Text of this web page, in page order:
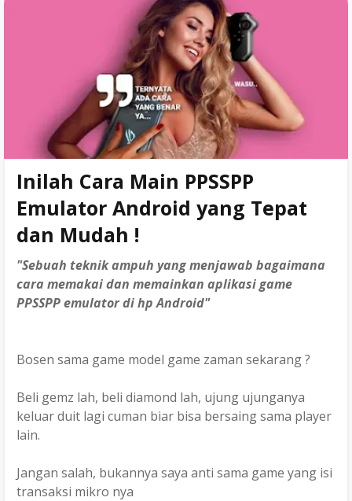
Penolakan
Kontak
Persyaratan Layanan
Kebijakan Privasi
k
m
Inilah Cara Main PPSSPP
Emulator Android yang Tepat
dan Mudah !
"Sebuah teknik ampuh yang menjawab bagaimana
cara memakai dan memainkan aplikasi game
PPSSPP emulator di hp Android"
Bosen sama game model game zaman sekarang ?
Beli gemz lah, beli diamond lah, ujung ujunganya
keluar duit lagi cuman biar bisa bersaing sama player
lain.
Jangan salah, bukannya saya anti sama game yang isi
transaksi mikro nya